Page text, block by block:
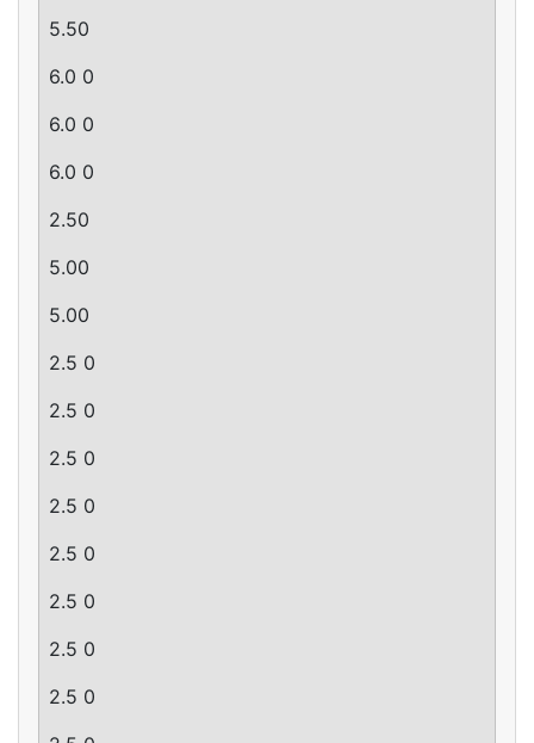
5.50
6.0 0
6.0 0
6.0 0
2.50
5.00
5.00
2.5 0
2.5 0
2.5 0
2.5 0
2.5 0
2.5 0
2.5 0
2.5 0